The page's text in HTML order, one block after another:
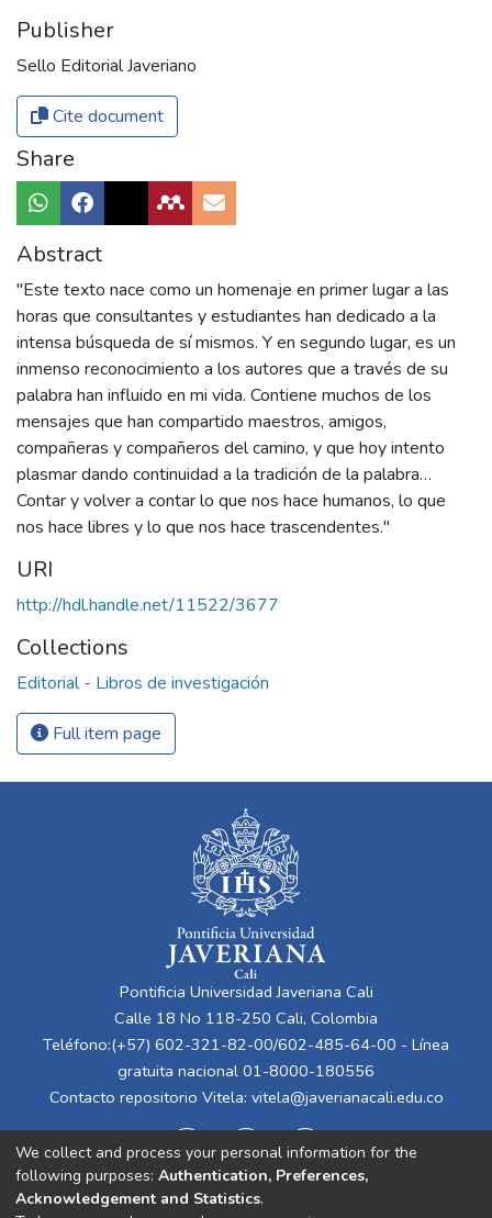
Publisher
Sello Editorial Javeriano
Cite document
Share
Abstract
"Este texto nace como un homenaje en primer lugar a las
horas que consultantes y estudiantes han dedicado a la
intensa búsqueda de sí mismos. Y en segundo lugar, es un
inmenso reconocimiento a los autores que a través de su
palabra han influido en mi vida. Contiene muchos de los
mensajes que han compartido maestros, amigos,
compañeras y compañeros del camino, y que hoy intento
plasmar dando continuidad a la tradición de la palabra…
Contar y volver a contar lo que nos hace humanos, lo que
nos hace libres y lo que nos hace trascendentes."
URI
http://hdl.handle.net/11522/3677
Collections
Editorial - Libros de investigación
Full item page
Pontificia Universidad Javeriana Cali
Calle 18 No 118-250 Cali, Colombia
Teléfono:(+57) 602-321-82-00/602-485-64-00 - Línea
gratuita nacional 01-8000-180556
Contacto repositorio Vitela: vitela@javerianacali.edu.co
We collect and process your personal information for the
following purposes: Authentication, Preferences,
Acknowledgement and Statistics.